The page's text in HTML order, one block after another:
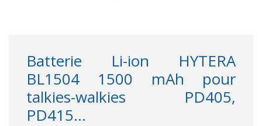
Batterie Li-ion HYTERA
BL1504 1500 mAh pour
talkies-walkies PD405,
PD415...